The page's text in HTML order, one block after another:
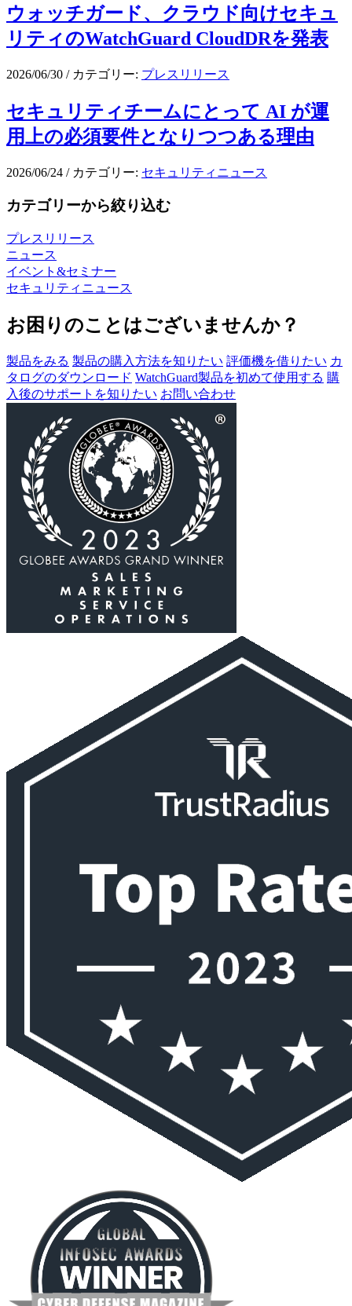
ウォッチガード、クラウド向けセキュ
リティのWatchGuard CloudDRを発表
2026/06/30 / カテゴリー: プレスリリース
セキュリティチームにとって AI が運
用上の必須要件となりつつある理由
2026/06/24 / カテゴリー: セキュリティニュース
カテゴリーから絞り込む
プレスリリース
ニュース
イベント&セミナー
セキュリティニュース
お困りのことはございませんか？
製品をみる 製品の購入方法を知りたい 評価機を借りたい カ
タログのダウンロード WatchGuard製品を初めて使用する 購
入後のサポートを知りたい お問い合わせ